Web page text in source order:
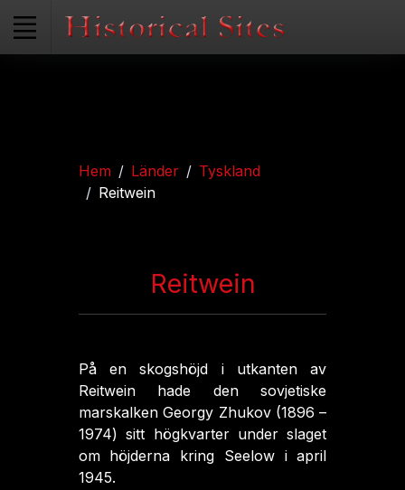
Hem Länder
Tyskland
Reitwein
Reitwein
På en skogshöjd i utkanten av
Reitwein hade den sovjetiske
marskalken Georgy Zhukov (1896 –
1974) sitt högkvarter under slaget
om höjderna kring Seelow i april
1945.